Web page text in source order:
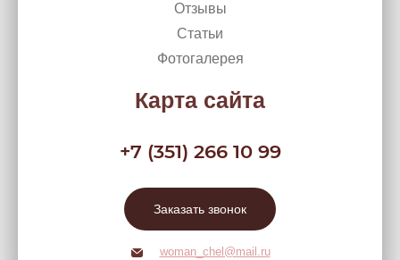
Отзывы
Статьи
Фотогалерея
Карта сайта
+7 (351) 266 10 99
Заказать звонок
woman_chel@mail.ru